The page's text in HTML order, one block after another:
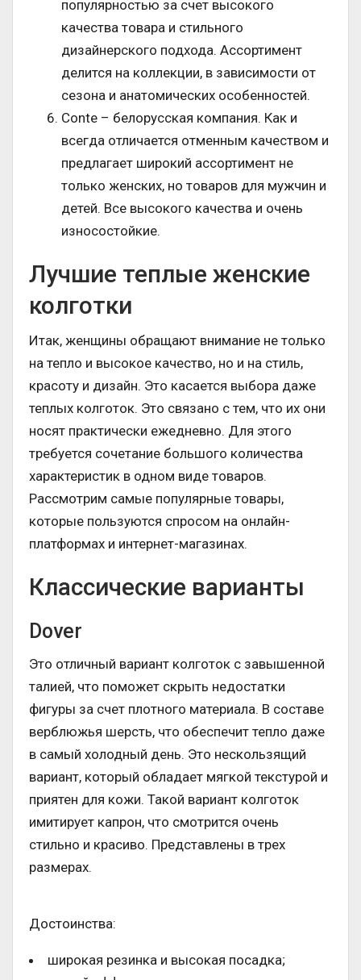
популярностью за счет высокого
качества товара и стильного
дизайнерского подхода. Ассортимент
делится на коллекции, в зависимости от
сезона и анатомических особенностей.
Conte – белорусская компания. Как и
всегда отличается отменным качеством и
предлагает широкий ассортимент не
только женских, но товаров для мужчин и
детей. Все высокого качества и очень
износостойкие.
Лучшие теплые женские
колготки
Итак, женщины обращают внимание не только
на тепло и высокое качество, но и на стиль,
красоту и дизайн. Это касается выбора даже
теплых колготок. Это связано с тем, что их они
носят практически ежедневно. Для этого
требуется сочетание большого количества
характеристик в одном виде товаров.
Рассмотрим самые популярные товары,
которые пользуются спросом на онлайн-
платформах и интернет-магазинах.
Классические варианты
Dover
Это отличный вариант колготок с завышенной
талией, что поможет скрыть недостатки
фигуры за счет плотного материала. В составе
верблюжья шерсть, что обеспечит тепло даже
в самый холодный день. Это нескользящий
вариант, который обладает мягкой текстурой и
приятен для кожи. Такой вариант колготок
имитирует капрон, что смотрится очень
стильно и красиво. Представлены в трех
размерах.
Достоинства:
широкая резинка и высокая посадка;